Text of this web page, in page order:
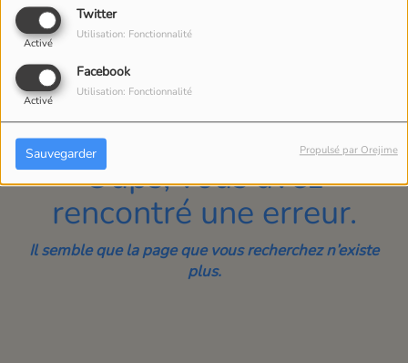
Twitter
Activé
Utilisation: Fonctionnalité
Facebook
Activé
Utilisation: Fonctionnalité
Sauvegarder Propulsé par Orejime
Oups, vous avez
rencontré une erreur.
Il semble que la page que vous recherchez n’existe
plus.